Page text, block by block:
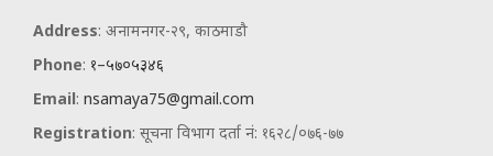
Address: अनामनगर-२९, काठमाडौ
Phone: १–५७०५३४६
Email: nsamaya75@gmail.com
Registration: सूचना विभाग दर्ता नं: १६२८/०७६-७७